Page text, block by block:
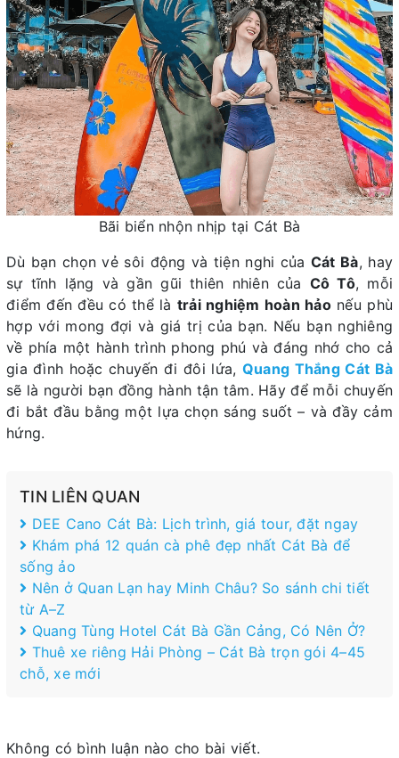
Bãi biển nhộn nhịp tại Cát Bà
Dù bạn chọn vẻ sôi động và tiện nghi của Cát Bà, hay
sự tĩnh lặng và gần gũi thiên nhiên của Cô Tô, mỗi
điểm đến đều có thể là trải nghiệm hoàn hảonếu phù
hợp với mong đợi và giá trị của bạn. Nếu bạn nghiêng
về phía một hành trình phong phú và đáng nhớ cho cả
gia đình hoặc chuyến đi đôi lứa, Quang Thắng Cát Bà
sẽ là người bạn đồng hành tận tâm. Hãy để mỗi chuyến
đi bắt đầu bằng một lựa chọn sáng suốt – và đầy cảm
hứng.
TIN LIÊN QUAN
DEE Cano Cát Bà: Lịch trình, giá tour, đặt ngay
Khám phá 12 quán cà phê đẹp nhất Cát Bà để
sống ảo
Nên ở Quan Lạn hay Minh Châu? So sánh chi tiết
từ A–Z
Quang Tùng Hotel Cát Bà Gần Cảng, Có Nên Ở?
Thuê xe riêng Hải Phòng – Cát Bà trọn gói 4–45
chỗ, xe mới
Không có bình luận nào cho bài viết.